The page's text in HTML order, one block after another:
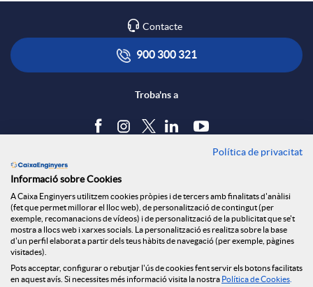
Contacte
900 300 321
Troba'ns a
Política de cookies
Avís legal
Seguretat Online
Canal denúncies
Política de privacitat
Informació sobre Cookies
A Caixa Enginyers utilitzem cookies pròpies i de tercers amb finalitats d'anàlisi
(fet que permet millorar el lloc web), de personalització de contingut (per
exemple, recomanacions de vídeos) i de personalització de la publicitat que se't
mostra a llocs web i xarxes socials. La personalització es realitza sobre la base
d'un perfil elaborat a partir dels teus hàbits de navegació (per exemple, pàgines
visitades).
Pots acceptar, configurar o rebutjar l'ús de cookies fent servir els botons facilitats
en aquest avís. Si necessites més informació visita la nostra Política de Cookies